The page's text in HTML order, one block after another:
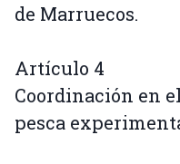
de Marruecos.
Artículo 4
Coordinación en
pesca